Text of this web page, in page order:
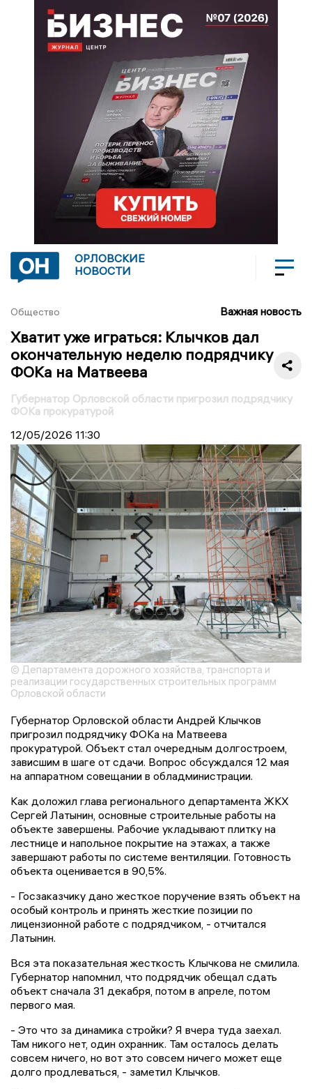
ОРЛОВСКИЕ
НОВОСТИ
Общество Важная новость
Хватит уже играться: Клычков дал
окончательную неделю подрядчику
ФОКа на Матвеева
Губернатор Орловской области пригрозил подрядчику
ФОКа прокуратурой
12/05/2026 11:30
© Департамента дорожного хозяйства, транспорта и
реализации государственных строительных программ
Орловской области
Губернатор Орловской области Андрей Клычков
пригрозил подрядчику ФОКа на Матвеева
прокуратурой. Объект стал очередным долгостроем,
зависшим в шаге от сдачи. Вопрос обсуждался 12 мая
на аппаратном совещании в обладминистрации.
Как доложил глава регионального департамента ЖКХ
Сергей Латынин, основные строительные работы на
объекте завершены. Рабочие укладывают плитку на
лестнице и напольное покрытие на этажах, а также
завершают работы по системе вентиляции. Готовность
объекта оценивается в 90,5%.
- Госзаказчику дано жесткое поручение взять объект на
особый контроль и принять жесткие позиции по
лицензионной работе с подрядчиком, - отчитался
Латынин.
Вся эта показательная жесткость Клычкова не смилила.
Губернатор напомнил, что подрядчик обещал сдать
объект сначала 31 декабря, потом в апреле, потом
первого мая.
- Это что за динамика стройки? Я вчера туда заехал.
Там никого нет, один охранник. Там осталось делать
совсем ничего, но вот это совсем ничего может еще
долго продлеваться, - заметил Клычков.